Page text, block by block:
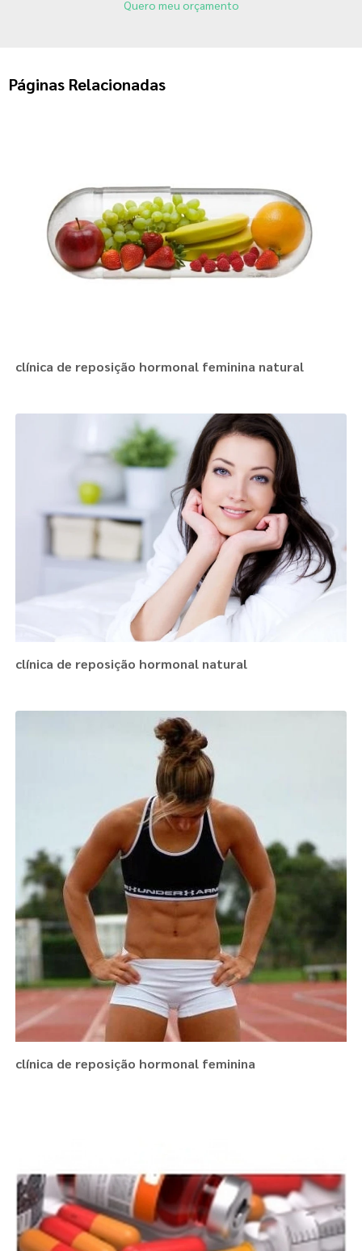
Quero meu orçamento
Páginas Relacionadas
clínica de reposição hormonal feminina natural
clínica de reposição hormonal natural
clínica de reposição hormonal feminina